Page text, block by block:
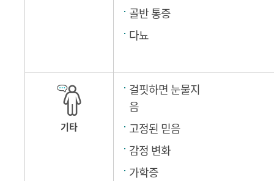
골반 통증
다뇨
기타
걸핏하면 눈물지
음
고정된 믿음
감정 변화
가학증